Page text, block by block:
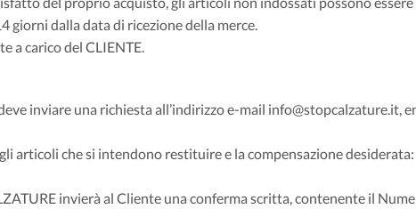
dalla data di ricezione della merce.
a carico del CLIENTE.
inviare una richiesta all’indirizzo e-mail info@stopcalzature.it,
articoli che si intendono restituire e la compensazione
invierà al Cliente una conferma scritta, contenente il